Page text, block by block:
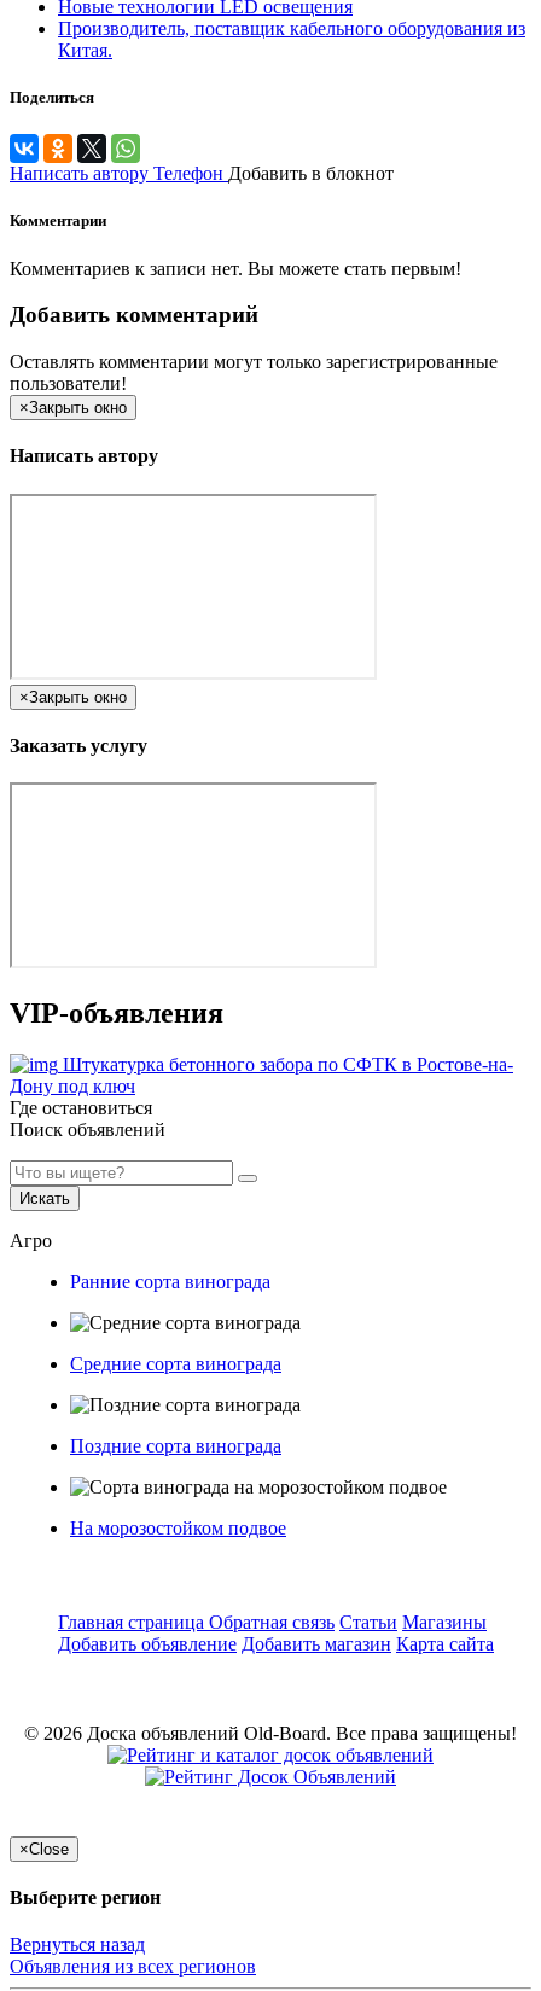
Новые технологии LED освещения
Производитель, поставщик кабельного оборудования из
Китая.
Поделиться
Написать автору Телефон Добавить в блокнот
Комментарии
Комментариев к записи нет. Вы можете стать первым!
Добавить комментарий
Оставлять комментарии могут только зарегистрированные
пользователи!
×Закрыть окно
Написать автору
×Закрыть окно
Заказать услугу
VIP-объявления
Штукатурка бетонного забора по СФТК в Ростове-на-
Дону под ключ
Где остановиться
Поиск объявлений
Искать
Агро
Ранние сорта винограда
Средние сорта винограда
Поздние сорта винограда
На морозостойком подвое
Главная страница Обратная связь Статьи Магазины
Добавить объявление Добавить магазин Карта сайта
© 2026 Доска объявлений Old-Board. Все права защищены!
×Close
Выберите регион
Вернуться назад
Объявления из всех регионов